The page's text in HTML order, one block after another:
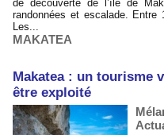
de découverte de l’île de
randonnées et escalade. Entre
Les...
MAKATEA
Makatea : un tourisme
être exploité